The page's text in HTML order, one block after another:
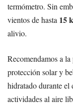
termómetro. Sin
vientos de hasta 15
alivio.
Recomendamos a
protección solar y
hidratado durante el
actividades al aire